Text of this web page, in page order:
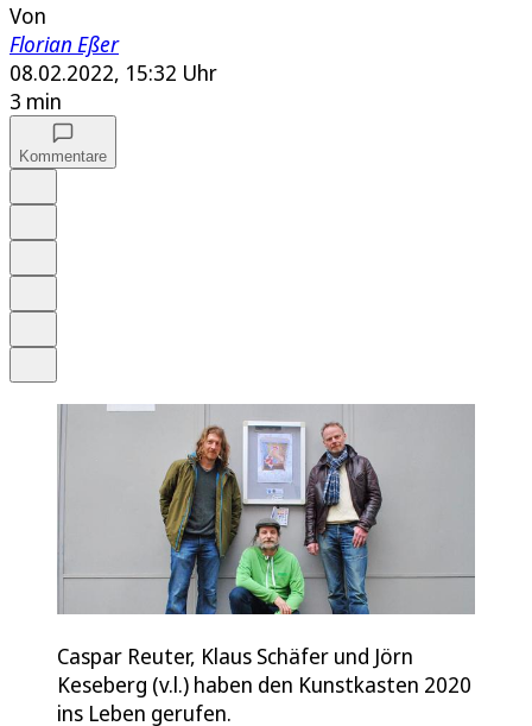
Von
Florian Eßer
08.02.2022, 15:32 Uhr
3 min
Kommentare
Caspar Reuter, Klaus Schäfer und Jörn
Keseberg (v.l.) haben den Kunstkasten 2020
ins Leben gerufen.